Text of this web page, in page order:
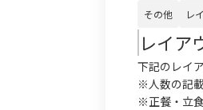
その他 レ
レイア
下記のレイ
※人数の記
※正餐・立